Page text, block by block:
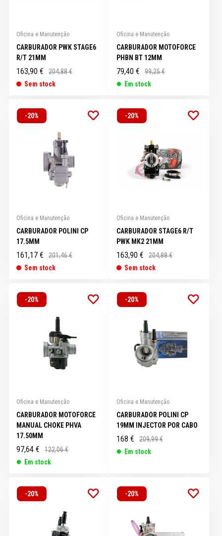
Oficina e Manutenção
CARBURADOR PWK STAGE6
R/T 21MM
163,90 €
204,88 €
Sem stock
Oficina e Manutenção
CARBURADOR MOTOFORCE
PHBN BT 12MM
79,40 €
99,25 €
Em stock
-20%
Oficina e Manutenção
CARBURADOR POLINI CP
17.5MM
161,17 €
201,46 €
Sem stock
-20%
Oficina e Manutenção
CARBURADOR STAGE6 R/T
PWK MK2 21MM
163,90 €
204,88 €
Sem stock
-20%
Oficina e Manutenção
CARBURADOR MOTOFORCE
MANUAL CHOKE PHVA
17.50MM
97,64 €
122,06 €
Em stock
-20%
Oficina e Manutenção
CARBURADOR POLINI CP
19MM INJECTOR POR CABO
168 €
209,99 €
Em stock
-20% -20%